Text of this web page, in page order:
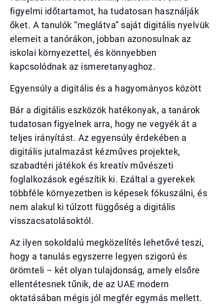
figyelmi időtartamot, ha tudatosan használják
őket. A tanulók “meglátva” saját digitális nyelvük
elemeit a tanórákon, jobban azonosulnak az
iskolai környezettel, és könnyebben
kapcsolódnak az ismeretanyaghoz.
Egyensúly a digitális és a hagyományos között
Bár a digitális eszközök hatékonyak, a tanárok
tudatosan figyelnek arra, hogy ne vegyék át a
teljes irányítást. Az egyensúly érdekében a
digitális jutalmazást kézműves projektek,
szabadtéri játékok és kreatív művészeti
foglalkozások egészítik ki. Ezáltal a gyerekek
többféle környezetben is képesek fókuszálni, és
nem alakul ki túlzott függőség a digitális
visszacsatolásoktól.
Az ilyen sokoldalú megközelítés lehetővé teszi,
hogy a tanulás egyszerre legyen szigorú és
örömteli – két olyan tulajdonság, amely elsőre
ellentétesnek tűnik, de az UAE modern
oktatásában mégis jól megfér egymás mellett.